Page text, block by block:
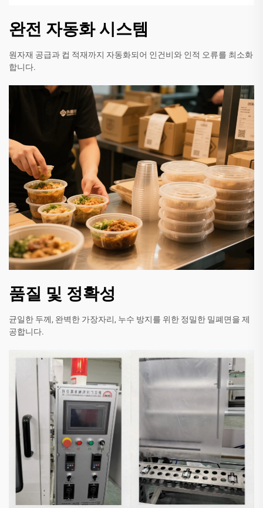
완전 자동화 시스템
원자재 공급과 컵 적재까지 자동화되어 인건비와 인적 오류를 최소화
합니다.
품질 및 정확성
균일한 두께, 완벽한 가장자리, 누수 방지를 위한 정밀한 밀폐면을 제
공합니다.